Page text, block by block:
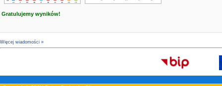
Gratulujemy wyników!
Więcej wiadomości »